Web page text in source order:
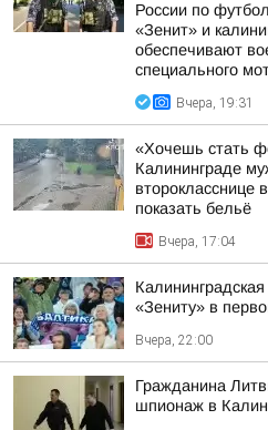
России по
«Зенит» и
обеспечивают
специального
Вчера, 19:31
«Хочешь стать
Калининграде
второкласснице
показать бельё
Вчера, 17:04
«Зениту» в
Вчера, 22:00
Гражданина
шпионаж в